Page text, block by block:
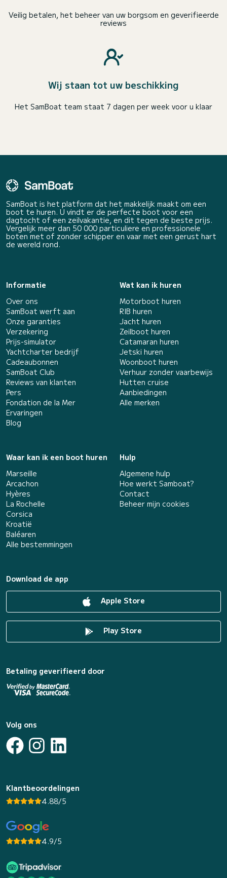
Veilig betalen, het beheer van uw borgsom en geverifieerde
reviews
Wij staan tot uw beschikking
Het SamBoat team staat 7 dagen per week voor u klaar
SamBoat is het platform dat het makkelijk maakt om een
boot te huren. U vindt er de perfecte boot voor een
dagtocht of een zeilvakantie, en dit tegen de beste prijs.
Vergelijk meer dan 50 000 particuliere en professionele
boten met of zonder schipper en vaar met een gerust hart
de wereld rond.
Informatie
Over ons
SamBoat werft aan
Onze garanties
Verzekering
Prijs-simulator
Yachtcharter bedrijf
Cadeaubonnen
SamBoat Club
Reviews van klanten
Pers
Fondation de la Mer
Ervaringen
Blog
Wat kan ik huren
Motorboot huren
RIB huren
Jacht huren
Zeilboot huren
Catamaran huren
Jetski huren
Woonboot huren
Verhuur zonder vaarbewijs
Hutten cruise
Aanbiedingen
Alle merken
Waar kan ik een boot huren
Marseille
Arcachon
Hyères
La Rochelle
Corsica
Kroatië
Baléaren
Alle bestemmingen
Hulp
Algemene hulp
Hoe werkt Samboat?
Contact
Beheer mijn cookies
Download de app
Apple Store
Play Store
Betaling geverifieerd door
Volg ons
Klantbeoordelingen
4.88/5
4.9/5